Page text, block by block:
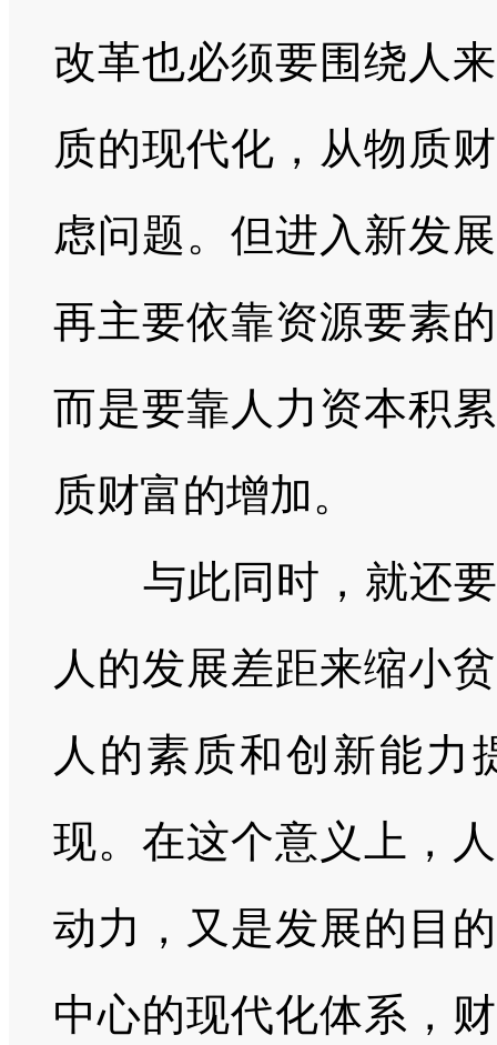
改革也必须要围绕人
质的现代化，从物质
虑问题。但进入新发
再主要依靠资源要素
而是要靠人力资本积
质财富的增加。
与此同时，就还要
人的发展差距来缩小
人的素质和创新能力
现。在这个意义上，
动力，又是发展的目
中心的现代化体系，